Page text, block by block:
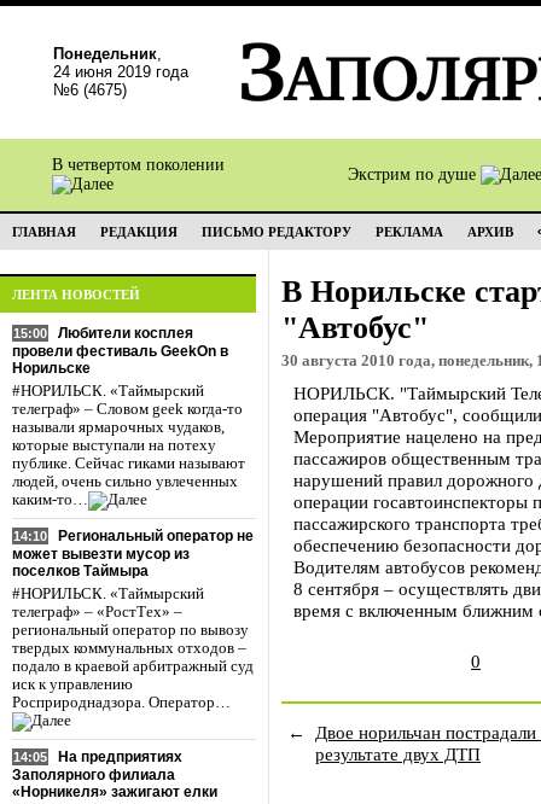
Понедельник,
24 июня 2019 года
№6 (4675)
В четвертом поколении
Экстрим по душе
ГЛАВНАЯ РЕДАКЦИЯ ПИСЬМО РЕДАКТОРУ РЕКЛАМА АРХИВ
ЛЕНТА НОВОСТЕЙ
15:00
Любители косплея
провели фестиваль GeekOn в
Норильске
#НОРИЛЬСК. «Таймырский
телеграф» – Словом geek когда-то
называли ярмарочных чудаков,
которые выступали на потеху
публике. Сейчас гиками называют
людей, очень сильно увлеченных
каким-то…
14:10
Региональный оператор не
может вывезти мусор из
поселков Таймыра
#НОРИЛЬСК. «Таймырский
телеграф» – «РостТех» –
региональный оператор по вывозу
твердых коммунальных отходов –
подало в краевой арбитражный суд
иск к управлению
Росприроднадзора. Оператор…
14:05
На предприятиях
Заполярного филиала
«Норникеля» зажигают елки
В Норильске
"Автобус"
30 августа 2010 года, понедельник,
НОРИЛЬСК. "Таймырский
операция "Автобус",
Мероприятие нацелено на
пассажиров общественным
нарушений правил дорожного
операции госавтоинспекторы
пассажирского транспорта
обеспечению безопасности
Водителям автобусов
8 сентября – осуществлять
время с включенным ближним
0
←
Двое норильчан пострадали
результате двух ДТП